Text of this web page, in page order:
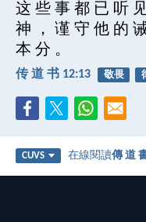
这 些 事 都 已 听
神 ， 谨 守 他 的
本 分 。
传 道 书 12:13 敬畏
CUVS 在線閱讀傳 道